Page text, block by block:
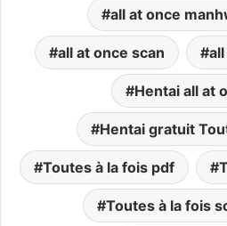
all at once
all at once scan
Hentai all at
Hentai gratuit
Toutes à la fois pdf
Toutes à la fois